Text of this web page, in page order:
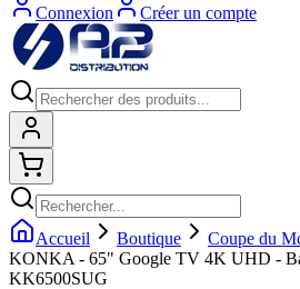
Connexion
Créer un compte
Accueil Boutique Coupe du
KONKA - 65" Google TV 4K UHD -
KK6500SUG